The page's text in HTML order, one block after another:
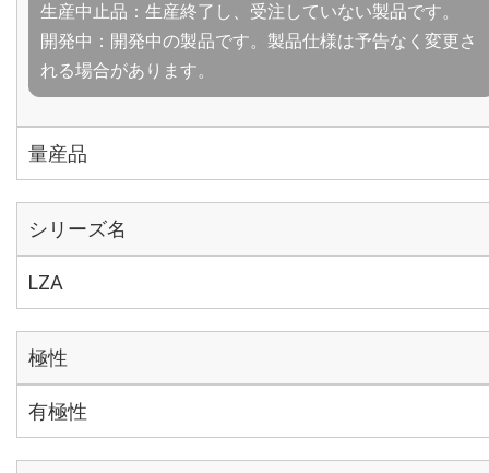
生産中止品：生産終了し、受注していない製品です。
開発中：開発中の製品です。製品仕様は予告なく変更さ
れる場合があります。
量産品
シリーズ名
LZA
極性
有極性